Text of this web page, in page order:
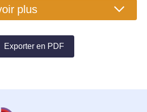
plus
Exporter en PDF